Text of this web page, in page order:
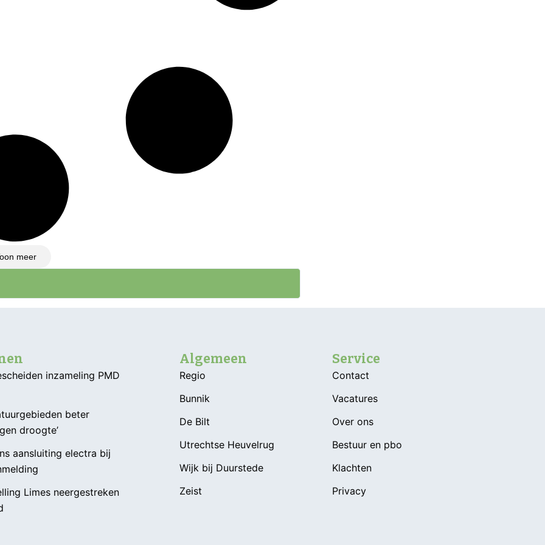
meer
inzameling PMD
beter
droogte’
aansluiting electra bij
Limes neergestreken
Algemeen
Regio
Bunnik
De Bilt
Utrechtse Heuvelrug
Wijk bij Duurstede
Zeist
Service
Contact
Vacatures
Over ons
Bestuur en pbo
Klachten
Privacy